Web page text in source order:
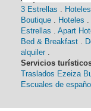
3 Estrellas .
Boutique . Hoteles .
Estrellas . Apart
Bed & Breakfast .
alquiler .
Servicios
Traslados Ezeiza
Escuales de español